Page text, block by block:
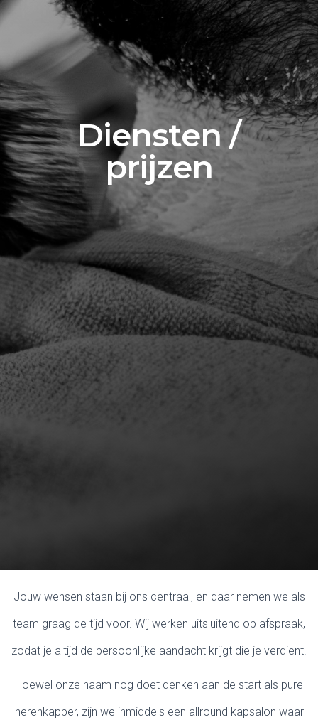
Diensten /
prijzen
Jouw wensen staan bij ons centraal, en daar nemen we als
team graag de tijd voor. Wij werken uitsluitend op afspraak,
zodat je altijd de persoonlijke aandacht krijgt die je verdient.
Hoewel onze naam nog doet denken aan de start als pure
herenkapper, zijn we inmiddels een allround kapsalon waar